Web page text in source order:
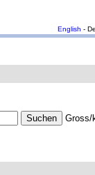
English -
Gross/